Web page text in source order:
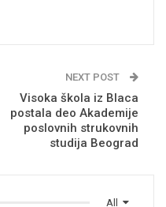
NEXT POST
Visoka škola iz Blaca
postala deo Akademije
poslovnih strukovnih
studija Beograd
All